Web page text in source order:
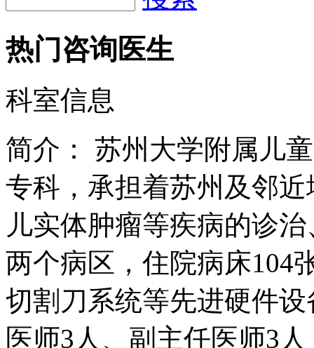
科室信息
简介： 苏州大学附属儿
专科，承担着苏州及邻
儿实体肿瘤等疾病的诊
两个病区，住院病床104
切割刀系统等先进硬件
医师3人、副主任医师3
生导师1人，硕士生导师3